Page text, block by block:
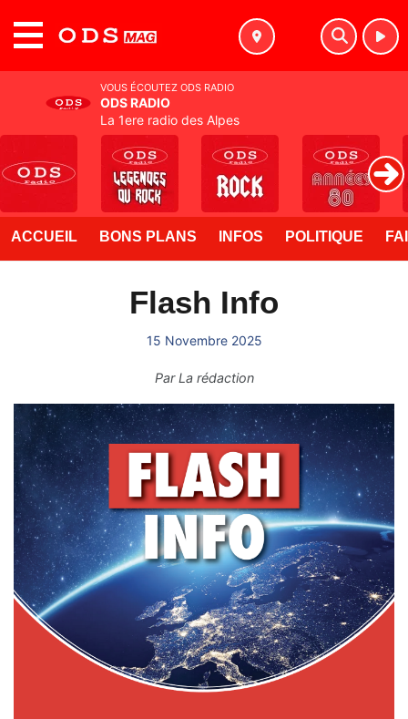
ACCUEIL BONS PLANS INFOS POLITIQUE
Flash Info
15 Novembre 2025
ParLa rédaction
VOUS ÉCOUTEZ ODS RADIO
ODS RADIO
La 1ere radio des Alpes